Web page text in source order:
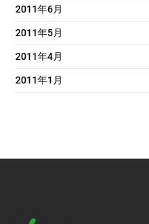
2011年6月
2011年5月
2011年4月
2011年1月